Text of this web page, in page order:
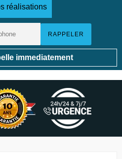
réalisations
immediatement